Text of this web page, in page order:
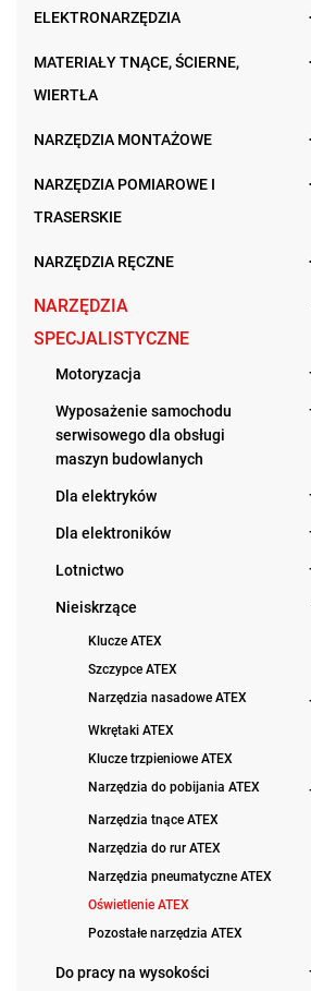
ELEKTRONARZĘDZIA
MATERIAŁY TNĄCE, ŚCIERNE,
WIERTŁA
NARZĘDZIA MONTAŻOWE
NARZĘDZIA POMIAROWE I
TRASERSKIE
NARZĘDZIA RĘCZNE
NARZĘDZIA
SPECJALISTYCZNE
Motoryzacja
Wyposażenie samochodu
serwisowego dla obsługi
maszyn budowlanych
Dla elektryków
Dla elektroników
Lotnictwo
Nieiskrzące
Klucze ATEX
Szczypce ATEX
Narzędzia nasadowe ATEX
Wkrętaki ATEX
Klucze trzpieniowe ATEX
Narzędzia do pobijania ATEX
Narzędzia tnące ATEX
Narzędzia do rur ATEX
Narzędzia pneumatyczne ATEX
Oświetlenie ATEX
Pozostałe narzędzia ATEX
Do pracy na wysokości